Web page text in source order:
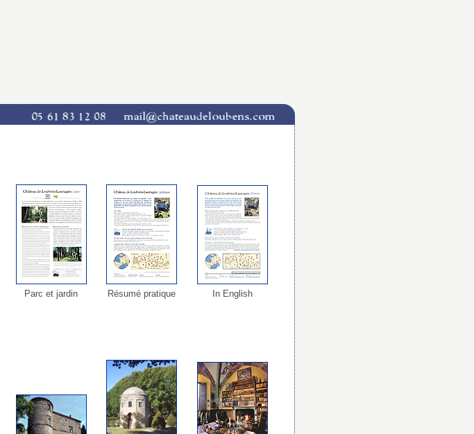
Parc et jardin Résumé pratique In English